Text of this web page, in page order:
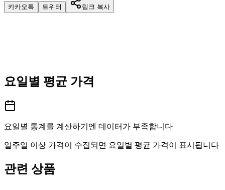
카카오톡 트위터 링크 복사
요일별 평균 가격
요일별 통계를 계산하기엔 데이터가 부족합니다
일주일 이상 가격이 수집되면 요일별 평균 가격이 표시됩니다
관련 상품